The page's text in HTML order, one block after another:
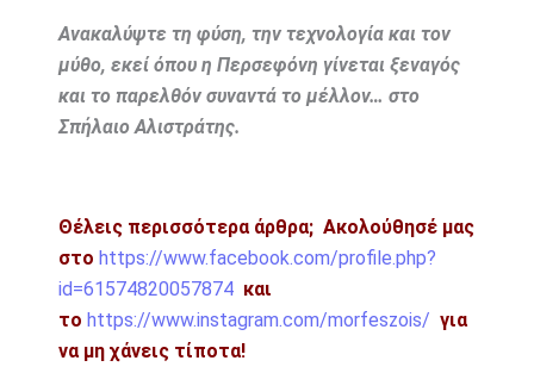
Ανακαλύψτε τη φύση, την τεχνολογία και τον
μύθο, εκεί όπου η Περσεφόνη γίνεται ξεναγός
και το παρελθόν συναντά το μέλλον… στο
Σπήλαιο Αλιστράτης.
Θέλεις περισσότερα άρθρα; Ακολούθησέ μας
στο https://www.facebook.com/profile.php?
id=61574820057874 και
το https://www.instagram.com/morfeszois/ για
να μη χάνεις τίποτα!